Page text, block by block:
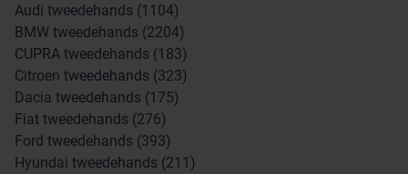
Audi tweedehands (1104)
BMW tweedehands (2204)
CUPRA tweedehands (183)
Citroen tweedehands (323)
Dacia tweedehands (175)
Fiat tweedehands (276)
Ford tweedehands (393)
Hyundai tweedehands (211)